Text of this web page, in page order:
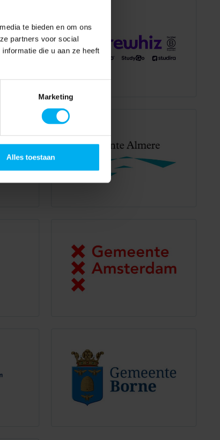
te bieden en om ons
partners voor social
die u aan ze heeft
Marketing
Alles toestaan